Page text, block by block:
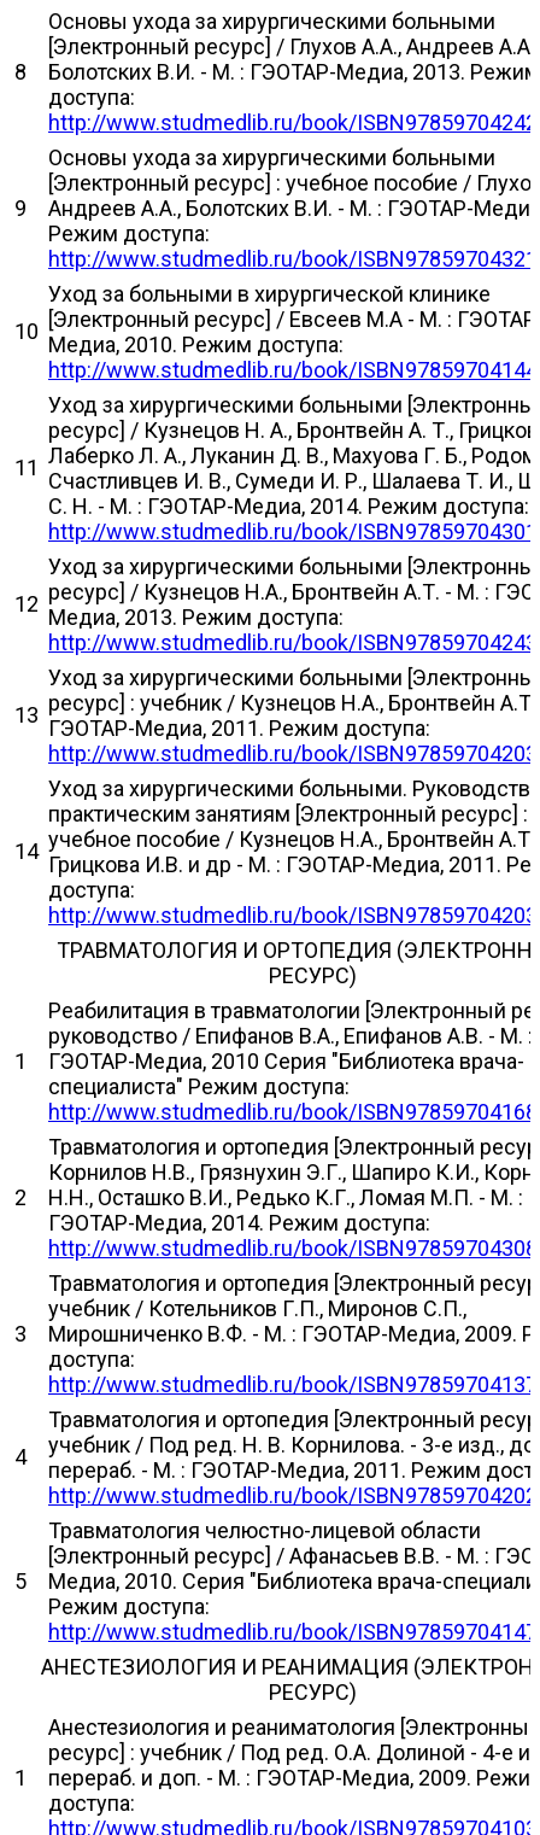
8
Основы ухода за хирургическими больными
[Электронный ресурс] / Глухов А.А., Андреев А.А.,
Болотских В.И. - М. : ГЭОТАР-Медиа, 2013. Режим
доступа:
http://www.studmedlib.ru/book/
9
Основы ухода за хирургическими больными
[Электронный ресурс] : учебное пособие /
Андреев А.А., Болотских В.И. - М. : ГЭОТАР-
Режим доступа:
http://www.studmedlib.ru/book/
10
Уход за больными в хирургической клинике
[Электронный ресурс] / Евсеев М.А - М. :
Медиа, 2010. Режим доступа:
http://www.studmedlib.ru/book/
11
Уход за хирургическими больными
ресурс] / Кузнецов Н. А., Бронтвейн А. Т.,
Лаберко Л. А., Луканин Д. В., Махуова Г. Б.,
Счастливцев И. В., Сумеди И. Р., Шалаева Т. И.,
С. Н. - М. : ГЭОТАР-Медиа, 2014. Режим доступа:
http://www.studmedlib.ru/book/
12
Уход за хирургическими больными
ресурс] / Кузнецов Н.А., Бронтвейн А.Т. - М. :
Медиа, 2013. Режим доступа:
http://www.studmedlib.ru/book/
13
Уход за хирургическими больными
ресурс] : учебник / Кузнецов Н.А., Бронтвейн
ГЭОТАР-Медиа, 2011. Режим доступа:
http://www.studmedlib.ru/book/
14
Уход за хирургическими больными.
практическим занятиям [Электронный ресурс] :
учебное пособие / Кузнецов Н.А., Бронтвейн А.Т.,
Грицкова И.В. и др - М. : ГЭОТАР-Медиа, 2011.
доступа:
http://www.studmedlib.ru/book/
ТРАВМАТОЛОГИЯ И ОРТОПЕДИЯ
РЕСУРС)
1
Реабилитация в травматологии [Электронный
руководство / Епифанов В.А., Епифанов А.В. - М. :
ГЭОТАР-Медиа, 2010 Серия "Библиотека врача-
специалиста" Режим доступа:
http://www.studmedlib.ru/book/
2
Травматология и ортопедия [Электронный
Корнилов Н.В., Грязнухин Э.Г., Шапиро К.И.,
Н.Н., Осташко В.И., Редько К.Г., Ломая М.П. - М. :
ГЭОТАР-Медиа, 2014. Режим доступа:
http://www.studmedlib.ru/book/
3
Травматология и ортопедия [Электронный
учебник / Котельников Г.П., Миронов С.П.,
Мирошниченко В.Ф. - М. : ГЭОТАР-Медиа, 2009.
доступа:
http://www.studmedlib.ru/book/
4
Травматология и ортопедия [Электронный
учебник / Под ред. Н. В. Корнилова. - 3-е изд.,
перераб. - М. : ГЭОТАР-Медиа, 2011. Режим
http://www.studmedlib.ru/book/
5
Травматология челюстно-лицевой области
[Электронный ресурс] / Афанасьев В.В. - М. :
Медиа, 2010. Серия "Библиотека врача-
Режим доступа:
http://www.studmedlib.ru/book/
АНЕСТЕЗИОЛОГИЯ И РЕАНИМАЦИЯ
РЕСУРС)
1
Анестезиология и реаниматология [Электронный
ресурс] : учебник / Под ред. О.А. Долиной - 4-е
перераб. и доп. - М. : ГЭОТАР-Медиа, 2009.
доступа:
http://www.studmedlib.ru/book/